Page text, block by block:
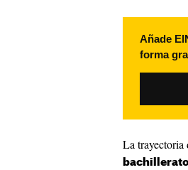
Añade
forma
La trayectoria